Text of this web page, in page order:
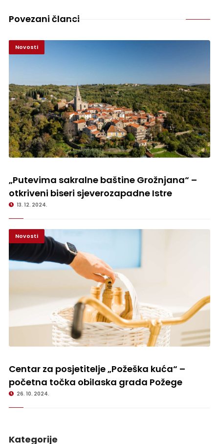
Povezani članci
Novosti
sjeverozapadne Istre
„Putevima sakralne baštine Grožnjana“ –
otkriveni biseri sjeverozapadne Istre
13. 12. 2024.
Novosti
Centar za posjetitelje „Požeška kuća“ –
početna točka obilaska grada Požege
26. 10. 2024.
Kategorije